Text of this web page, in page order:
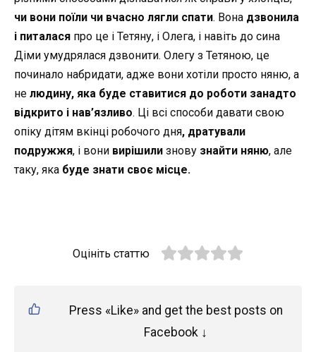
чи вони поїли чи вчасно лягли спати. Вона дзвонила
і питалася про це і Тетяну, і Олега, і навіть до сина
Діми умудрялася дзвонити. Олегу з Тетяною, це
починало набридати, адже вони хотіли просто няню, а
не людину, яка буде ставитися до роботи занадто
відкрито і нав’язливо. Ці всі способи давати свою
опіку дітям вкінці робочого дня, дратували
подружжя, і вони вирішили знову знайти няню, але
таку, яка буде знати своє місце.
Оцініть статтю
Press «Like» and get the best posts on
Facebook ↓